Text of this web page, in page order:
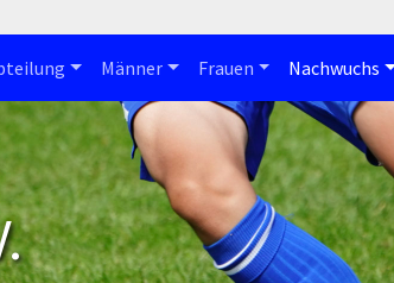
Männer Frauen Nachwuchs